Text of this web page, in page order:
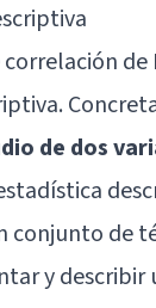
de dos
conjunto de
y